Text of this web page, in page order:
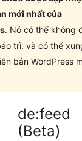
mới nhất của
. Nó có thể không
trì, và có thể
bản WordPress
de:feed
(Beta)